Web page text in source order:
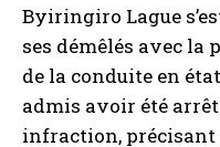
Byiringiro Lague
ses démêlés avec la
de la conduite en
admis avoir été
infraction, précisant